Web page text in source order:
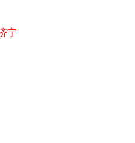
宁